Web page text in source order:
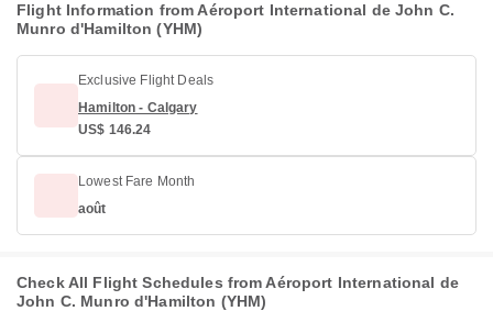
Flight Information from Aéroport International de John C.
Munro d'Hamilton (YHM)
Exclusive Flight Deals
Hamilton - Calgary
US$ 146.24
Lowest Fare Month
août
Check All Flight Schedules from Aéroport International de
John C. Munro d'Hamilton (YHM)